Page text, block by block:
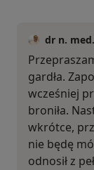
dr n.
gardła.
wcześniej
broniła.
wkrótce,
nie będę
odnosił z